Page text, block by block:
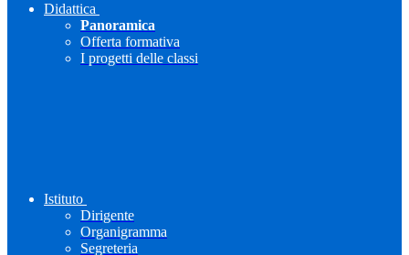
Didattica
Panoramica
Offerta formativa
I progetti delle classi
Istituto
Dirigente
Organigramma
Segreteria